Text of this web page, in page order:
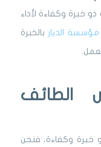
ذو خبرة وكفاءة لأداء
مؤسسة الديار بالخبرة
الطائف
خبرة وكفاءة، فنحن